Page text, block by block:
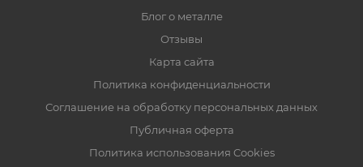
Блог о металле
Отзывы
Карта сайта
Политика конфиденциальности
Соглашение на обработку персональных данных
Публичная оферта
Политика использования Cookies